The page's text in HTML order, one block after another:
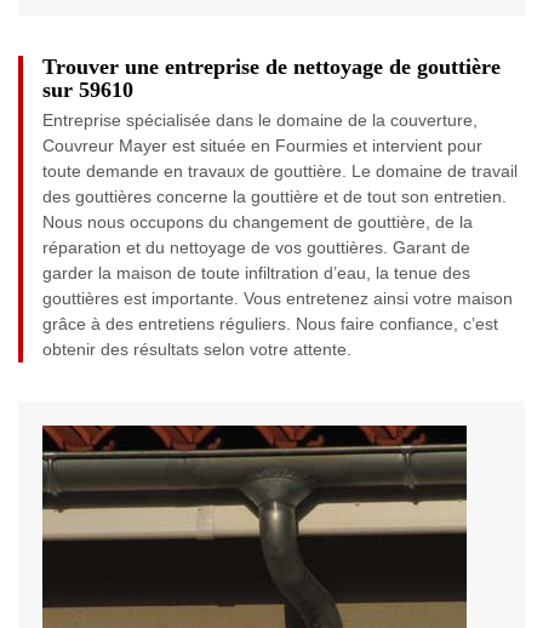
Trouver une entreprise de nettoyage de gouttière
sur 59610
Entreprise spécialisée dans le domaine de la couverture,
Couvreur Mayer est située en Fourmies et intervient pour
toute demande en travaux de gouttière. Le domaine de travail
des gouttières concerne la gouttière et de tout son entretien.
Nous nous occupons du changement de gouttière, de la
réparation et du nettoyage de vos gouttières. Garant de
garder la maison de toute infiltration d’eau, la tenue des
gouttières est importante. Vous entretenez ainsi votre maison
grâce à des entretiens réguliers. Nous faire confiance, c’est
obtenir des résultats selon votre attente.